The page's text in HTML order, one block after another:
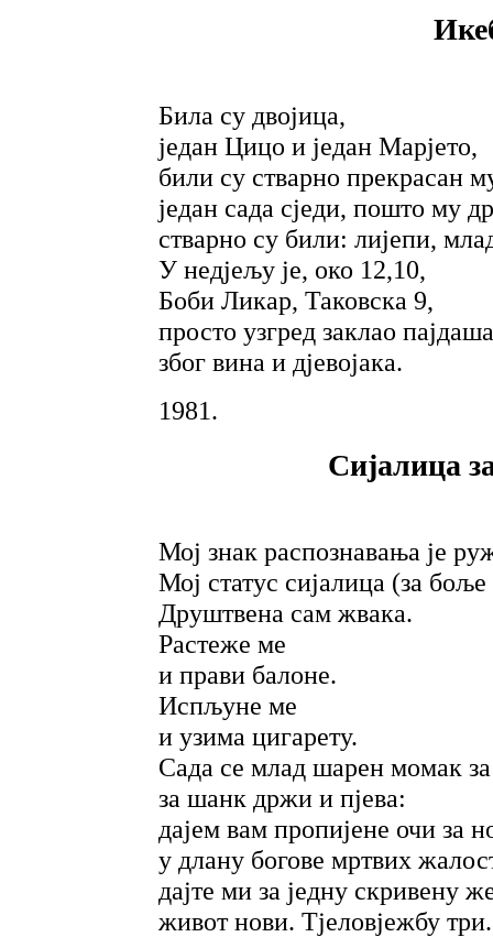
Била су двојица,
један Цицо и један Марјето,
били су стварно прекрасан
један сада сједи, пошто му
стварно су били: лијепи,
У недјељу је, око 12,10,
Боби Ликар, Таковска 9,
просто узгред заклао пајдаша
због вина и дјевојака.
1981.
Сијалица
Мој знак распознавања је
Мој статус сијалица (за боље
Друштвена сам жвака.
Растеже ме
и прави балоне.
Испљуне ме
и узима цигарету.
Сада се млад шарен момак
за шанк држи и пјева:
дајем вам пропијене очи за
у длану богове мртвих
дајте ми за једну скривену
живот нови. Тјеловјежбу три.